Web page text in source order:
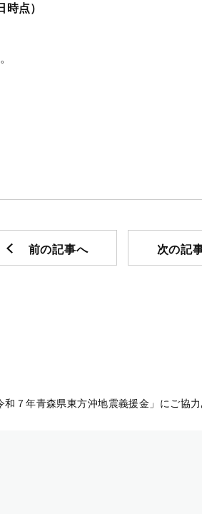
点）
前の記事へ 次の記
和７年青森県東方沖地震義援金」にご協